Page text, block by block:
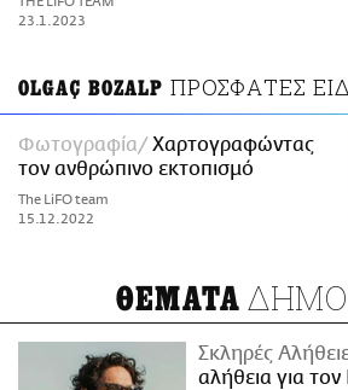
ΑΜΠΑ
23.1.2023
OLGAÇ BOZALP ΠΡΟΣΦΑΤΕΣ
Φωτογραφία
Χαρτογραφώντας
τον ανθρώπινο εκτοπισμό
The LiFO team
15.12.2022
ΘΕΜΑΤΑ
Σκληρές
αλήθεια για